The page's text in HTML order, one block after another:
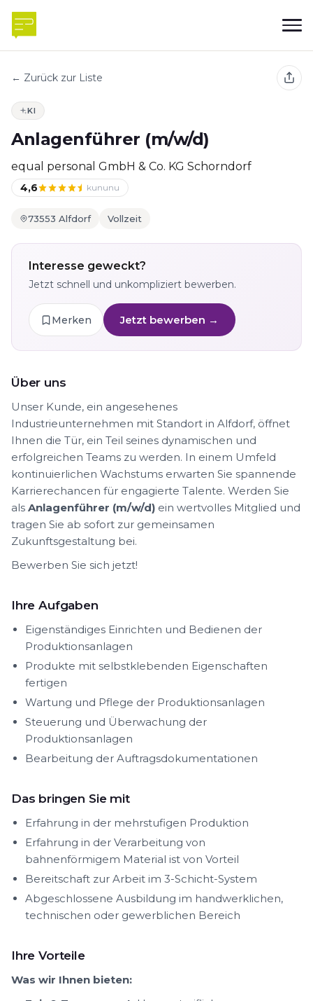
← Zurück zur Liste
KI
Anlagenführer (m/w/d)
equal personal GmbH & Co. KG Schorndorf
4,6 kununu
73553 Alfdorf Vollzeit
Interesse geweckt?
Jetzt schnell und unkompliziert bewerben.
Merken Jetzt bewerben →
Über uns
Unser Kunde, ein angesehenes
Industrieunternehmen mit Standort in Alfdorf, öffnet
Ihnen die Tür, ein Teil seines dynamischen und
erfolgreichen Teams zu werden. In einem Umfeld
kontinuierlichen Wachstums erwarten Sie spannende
Karrierechancen für engagierte Talente. Werden Sie
als Anlagenführer (m/w/d) ein wertvolles Mitglied und
tragen Sie ab sofort zur gemeinsamen
Zukunftsgestaltung bei.
Bewerben Sie sich jetzt!
Ihre Aufgaben
Eigenständiges Einrichten und Bedienen der
Produktionsanlagen
Produkte mit selbstklebenden Eigenschaften
fertigen
Wartung und Pflege der Produktionsanlagen
Steuerung und Überwachung der
Produktionsanlagen
Bearbeitung der Auftragsdokumentationen
Das bringen Sie mit
Erfahrung in der mehrstufigen Produktion
Erfahrung in der Verarbeitung von
bahnenförmigem Material ist von Vorteil
Bereitschaft zur Arbeit im 3-Schicht-System
Abgeschlossene Ausbildung im handwerklichen,
technischen oder gewerblichen Bereich
Ihre Vorteile
Was wir Ihnen bieten: